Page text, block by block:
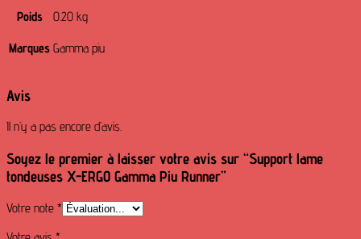
Poids
0.20 kg
Marques Gamma piu
Avis
Il n’y a pas encore d’avis.
Soyez le premier à laisser votre avis sur “Support lame
tondeuses X-ERGO Gamma Piu Runner”
Votre note *